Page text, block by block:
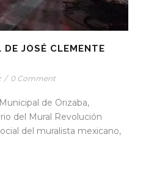
JOSÉ CLEMENTE
/ 0 Comment
de Orizaba,
del Mural Revolución
del muralista mexicano,